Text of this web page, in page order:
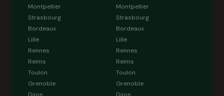
Montpellier
Strasbourg
Bordeaux
Lille
Rennes
Reims
Toulon
Grenoble
Montpellier
Strasbourg
Bordeaux
Lille
Rennes
Reims
Toulon
Grenoble